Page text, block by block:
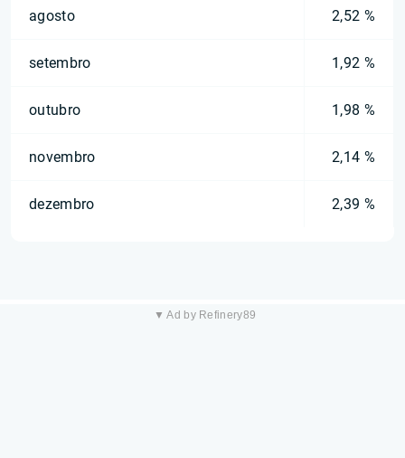
agosto 2,52 %
setembro 1,92 %
outubro 1,98 %
novembro 2,14 %
dezembro 2,39 %
▼ Ad by Refinery89